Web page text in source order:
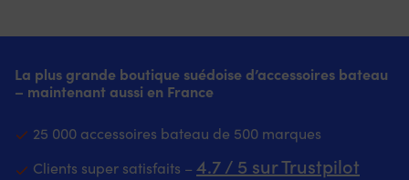
La plus grande boutique suédoise d’accessoires bateau
– maintenant aussi en France
25 000 accessoires bateau de 500 marques
Clients super satisfaits – 4.7 / 5 sur Trustpilot